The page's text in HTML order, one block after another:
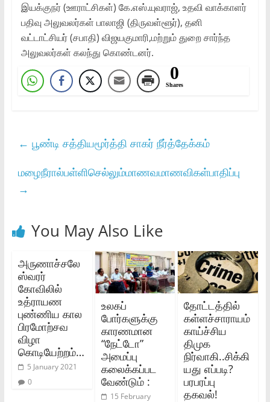
இயக்குநர் (ஊராட்சிகள்) கே.எஸ்.யுவராஜ், உதவி வாக்காளர்
பதிவு அலுவலர்கள் பாலாஜி (திருவள்ளூர்), தனி
வட்டாட்சியர் (சபாதி) விஜயகுமாரி,மற்றும் துறை சார்ந்த
அலுவலர்கள் கலந்து கொண்டனர்.
0
Shares
← பூண்டி சத்தியமூர்த்தி சாகர் நீர்த்தேக்கம்
மழைநீரால்பள்ளிசெல்லும்மாணவமாணவிகள்பாதிப்பு
→
You May Also Like
அருணாச்சலே
ஸ்வரர்
கோவிலில்
உத்ராயண
புண்ணிய கால
பிரமோற்சவ
விழா
கொடியேற்றம்…
5 January 2021
0
உலகப்
போர்களுக்கு
காரணமான
“நேட்டோ”
அமைப்பு
கலைக்கப்பட
வேண்டும் :
15 February
தோட்டத்தில்
கள்ளச்சாராயம்
காய்ச்சிய
திமுக
நிர்வாகி..சிக்கி
யது எப்படி?
பரபரப்பு
தகவல்!